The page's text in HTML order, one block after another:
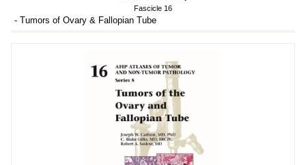
Fascicle 16
- Tumors of Ovary & Fallopian Tube